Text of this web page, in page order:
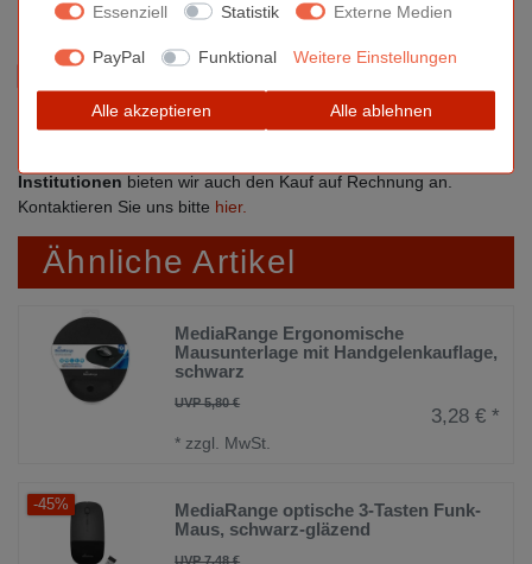
direkt online ohne MwSt. anzeigen. Bitte registrieren Sie sich
Institutionen bieten wir auch den Kauf auf Rechnung an.
Kontaktieren Sie uns bitte hier.
Ähnliche Artikel
MediaRange Ergonomische
Mausunterlage mit Handgelenkauflage,
schwarz
UVP 5,80 €
3,28 € *
* zzgl. MwSt.
-45%
MediaRange optische 3-Tasten Funk-
Maus, schwarz-gläzend
UVP 7,48 €
Essenziell Statistik Externe Medien
PayPal Funktional Weitere Einstellungen
Alle akzeptieren Alle ablehnen